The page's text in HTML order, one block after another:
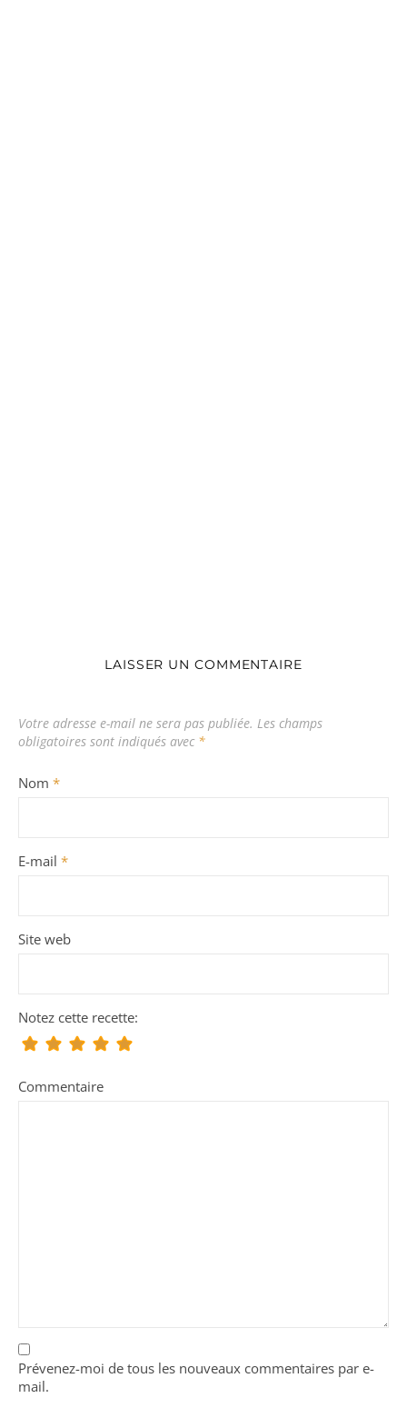
LAISSER UN COMMENTAIRE
Votre adresse e-mail ne sera pas publiée. Les champs
obligatoires sont indiqués avec *
Nom *
E-mail *
Site web
Notez cette recette:
Commentaire
Prévenez-moi de tous les nouveaux commentaires par e-
mail.